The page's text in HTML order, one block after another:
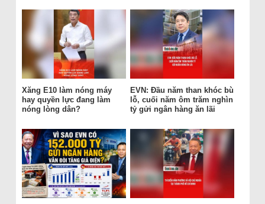
Xăng E10 làm nóng máy
hay quyền lực đang làm
nóng lòng dân?
EVN: Đầu năm than khóc bù
lỗ, cuối năm ôm trăm nghìn
tỷ gửi ngân hàng ăn lãi